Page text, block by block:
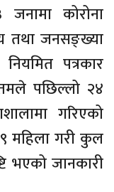
कोरोना
तथा जनसङ्ख्या
नियमित पत्रकार
पछिल्लो २४
गरिएको
महिला गरी कुल
भएको जानकारी